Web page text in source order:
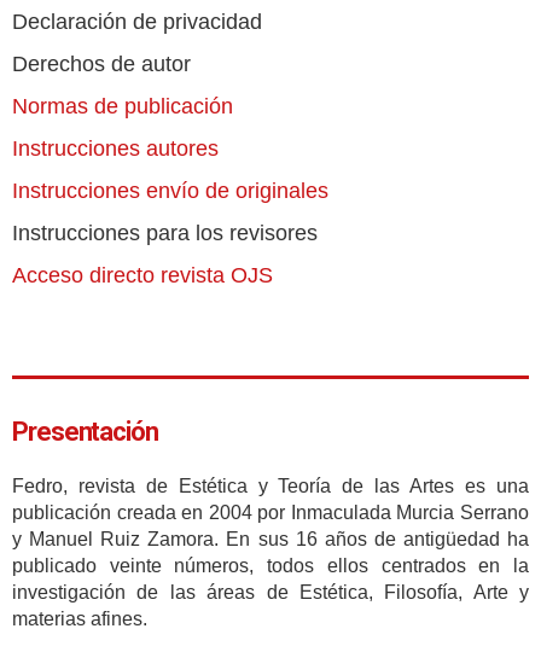
Declaración de privacidad
Derechos de autor
Normas de publicación
Instrucciones autores
Instrucciones envío de originales
Instrucciones para los revisores
Acceso directo revista OJS
Presentación
Fedro, revista de Estética y Teoría de las Artes es una
publicación creada en 2004 por Inmaculada Murcia Serrano
y Manuel Ruiz Zamora. En sus 16 años de antigüedad ha
publicado veinte números, todos ellos centrados en la
investigación de las áreas de Estética, Filosofía, Arte y
materias afines.